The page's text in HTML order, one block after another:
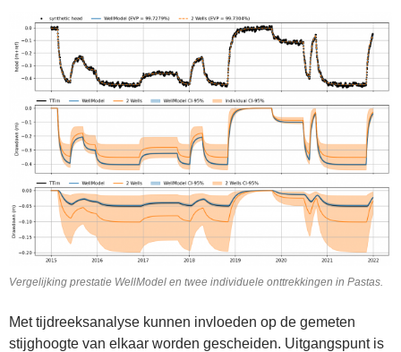
Vergelijking prestatie WellModel en twee individuele onttrekkingen in Pastas.
Met tijdreeksanalyse kunnen invloeden op de gemeten
stijghoogte van elkaar worden gescheiden. Uitgangspunt is